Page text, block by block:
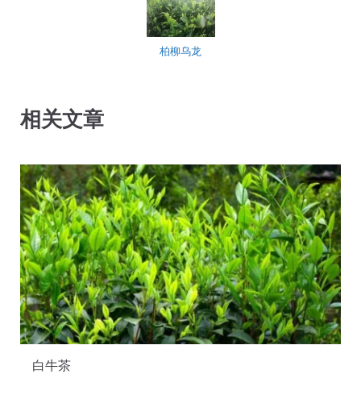
柏柳乌龙
相关文章
白牛茶